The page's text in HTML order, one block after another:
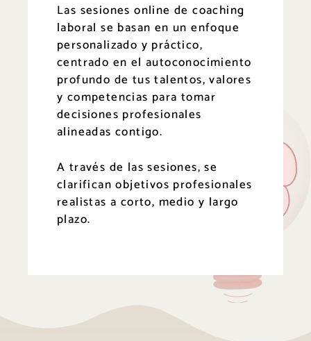
Las sesiones online de coaching
laboral se basan en unenfoque
personalizado y práctico,
centrado en el autoconocimiento
profundo de tus talentos, valores
y competencias para tomar
decisiones profesionales
alineadas contigo.
A través de las sesiones, se
clarifican objetivos profesionales
realistas a corto, medio y largo
plazo.